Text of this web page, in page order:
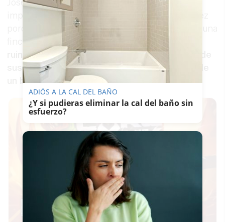
José Antonio Díaz ha explicado que “es un día
importante para el Gobierno de Mamen Sánchez
porque hemos firmado el acta de ocupación de una
ruinoso, con falta de conservación por parte de
sus propietarios, en este caso, de un‘fondo’ de
un banco”.
ADIÓS A LA CAL DEL BAÑO
¿Y si pudieras eliminar la cal del baño sin
esfuerzo?